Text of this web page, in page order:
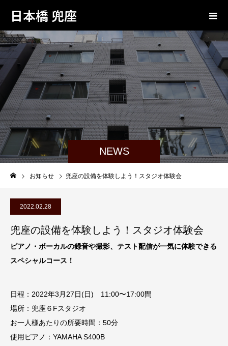
日本橋 兜座
NEWS
お知らせ 兜座の設備を体験しよう！スタジオ体験会
2022.02.28
兜座の設備を体験しよう！スタジオ体験会
ピアノ・ボーカルの録音や撮影、テスト配信が一気に体験できる
スペシャルコース！
日程：2022年3月27日(日) 11:00〜17:00間
場所：兜座６Fスタジオ
お一人様あたりの所要時間：50分
使用ピアノ：YAMAHA S400B